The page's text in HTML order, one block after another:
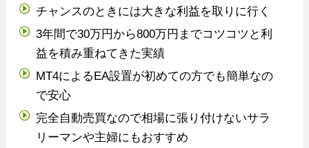
チャンスのときには大きな利益を取りに行く
3年間で30万円から800万円までコツコツと利
益を積み重ねてきた実績
MT4によるEA設置が初めての方でも簡単なの
で安心
完全自動売買なので相場に張り付けないサラ
リーマンや主婦にもおすすめ